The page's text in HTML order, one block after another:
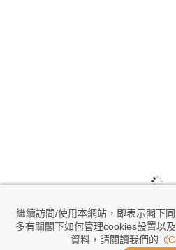
繼續訪問/使用本網站，即表示閣下
多有關閣下如何管理cookies設置以
資料，請閱讀我們的 《